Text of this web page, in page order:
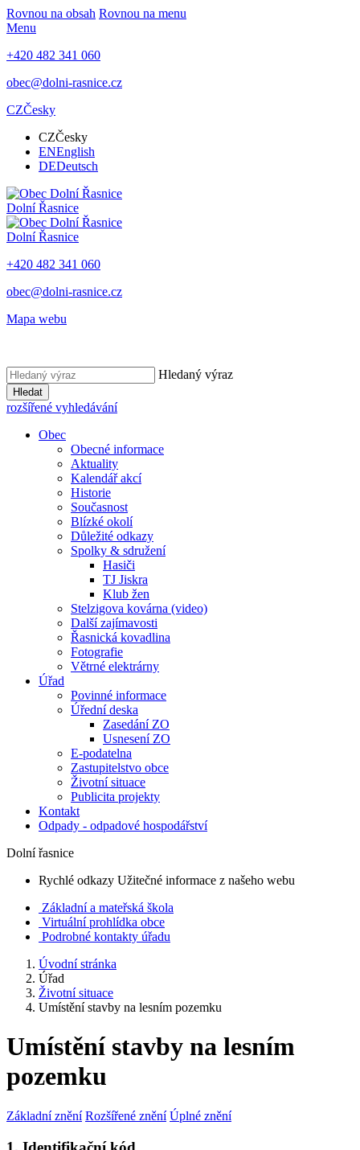
Rovnou na obsah Rovnou na menu
Menu
+420 482 341 060
obec@dolni-rasnice.cz
CZČesky
CZČesky
ENEnglish
DEDeutsch
Dolní Řasnice
Dolní Řasnice
+420 482 341 060
obec@dolni-rasnice.cz
Mapa webu
Hledaný výraz
Hledat
rozšířené vyhledávání
Obec
Obecné informace
Aktuality
Kalendář akcí
Historie
Současnost
Blízké okolí
Důležité odkazy
Spolky & sdružení
Hasiči
TJ Jiskra
Klub žen
Stelzigova kovárna (video)
Další zajímavosti
Řasnická kovadlina
Fotografie
Větrné elektrárny
Úřad
Povinné informace
Úřední deska
Zasedání ZO
Usnesení ZO
E-podatelna
Zastupitelstvo obce
Životní situace
Publicita projekty
Kontakt
Odpady - odpadové hospodářství
Dolní řasnice
Rychlé odkazy Užitečné informace z našeho webu
Základní a mateřská škola
Virtuální prohlídka obce
Podrobné kontakty úřadu
Úvodní stránka
Úřad
Životní situace
Umístění stavby na lesním pozemku
Umístění stavby na lesním
pozemku
Základní znění Rozšířené znění Úplné znění